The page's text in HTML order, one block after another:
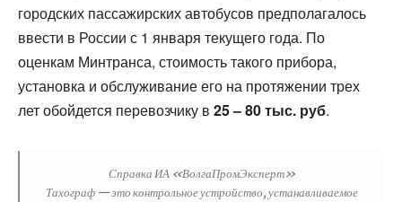
городских пассажирских автобусов предполагалось
ввести в России с 1 января текущего года. По
оценкам Минтранса, стоимость такого прибора,
установка и обслуживание его на протяжении трех
лет обойдется перевозчику в 25 – 80 тыс. руб.
Справка ИА «ВолгаПромЭксперт»
Тахограф — это контрольное устройство, устанавливаемое